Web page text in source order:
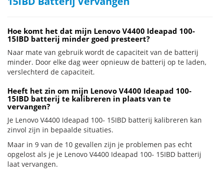
Hoe komt het dat mijn Lenovo V4400 Ideapad 100-
15IBD batterij minder goed presteert?
Naar mate van gebruik wordt de capaciteit van de batterij
minder. Door elke dag weer opnieuw de batterij op te laden,
verslechterd de capaciteit.
Heeft het zin om mijn Lenovo V4400 Ideapad 100-
15IBD batterij te kalibreren in plaats van te
vervangen?
Je Lenovo V4400 Ideapad 100- 15IBD batterij kalibreren kan
zinvol zijn in bepaalde situaties.
Maar in 9 van de 10 gevallen zijn je problemen pas echt
opgelost als je je Lenovo V4400 Ideapad 100- 15IBD batterij
laat vervangen.